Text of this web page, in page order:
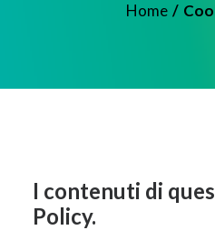
BANDI E AVVISI
AREA CLIENTI
Home
I contenuti di
Policy.